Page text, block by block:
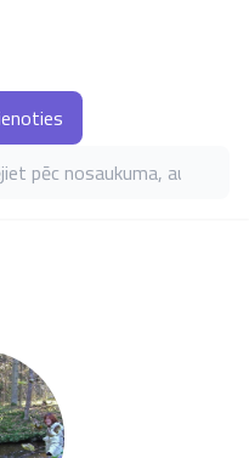
pēc nosaukuma, autora,